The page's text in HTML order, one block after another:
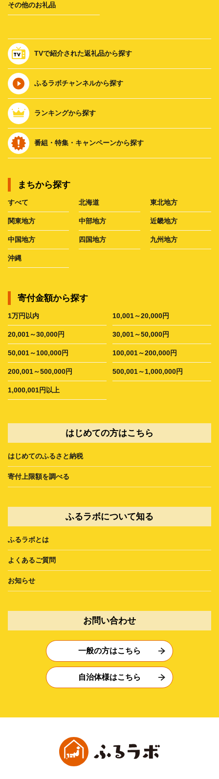
その他のお礼品
TVで紹介された返礼品から探す
ふるラボチャンネルから探す
ランキングから探す
番組・特集・キャンペーンから探す
まちから探す
すべて 北海道 東北地方
関東地方 中部地方 近畿地方
中国地方 四国地方 九州地方
沖縄
寄付金額から探す
1万円以内 10,001～20,000円
20,001～30,000円 30,001～50,000円
50,001～100,000円 100,001～200,000円
200,001～500,000円 500,001～1,000,000円
1,000,001円以上
はじめての方はこちら
はじめてのふるさと納税
寄付上限額を調べる
ふるラボについて知る
ふるラボとは
よくあるご質問
お知らせ
お問い合わせ
一般の方はこちら
自治体様はこちら